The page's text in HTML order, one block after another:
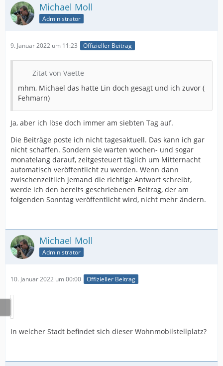
Michael Moll
Administrator
9. Januar 2022 um 11:23 Offizieller Beitrag
Zitat von Vaette
mhm, Michael das hatte Lin doch gesagt und ich zuvor (
Fehmarn)
Ja, aber ich löse doch immer am siebten Tag auf.
Die Beiträge poste ich nicht tagesaktuell. Das kann ich gar
nicht schaffen. Sondern sie warten wochen- und sogar
monatelang darauf, zeitgesteuert täglich um Mitternacht
automatisch veröffentlicht zu werden. Wenn dann
zwischenzeitlich jemand die richtige Antwort schreibt,
werde ich den bereits geschriebenen Beitrag, der am
folgenden Sonntag veröffentlicht wird, nicht mehr ändern.
Michael Moll
Administrator
10. Januar 2022 um 00:00 Offizieller Beitrag
In welcher Stadt befindet sich dieser Wohnmobilstellplatz?